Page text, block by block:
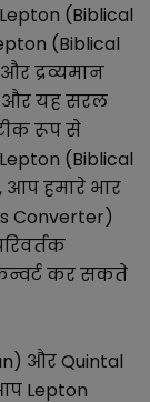
Lepton (Biblical
(Biblical
द्रव्यमान
और यह सरल
रूप से
Lepton (Biblical
आप हमारे भार
Converter)
कर सकते
औरQuintal
Lepton